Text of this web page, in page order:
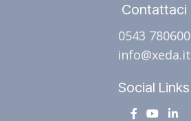
Contattaci
0543 780600
info@xeda.it
Social Links